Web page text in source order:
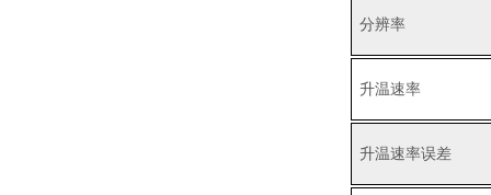
分辨率
升温速率
升温速率误差